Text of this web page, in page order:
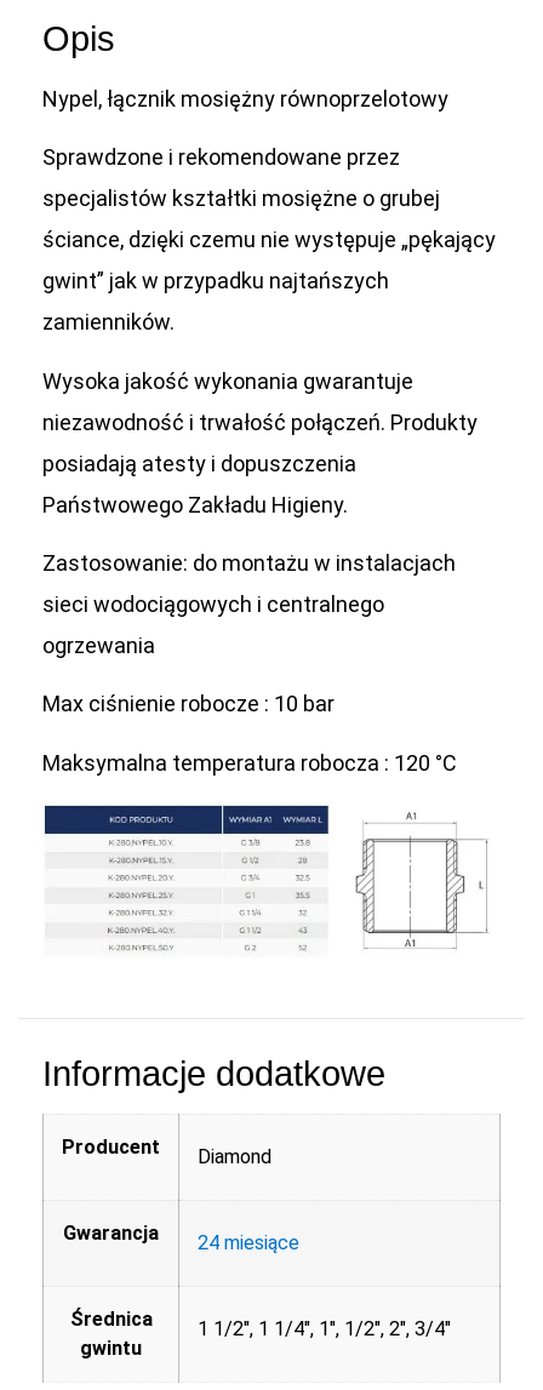
Opis
Nypel, łącznik mosiężny równoprzelotowy
Sprawdzone i rekomendowane przez
specjalistów kształtki mosiężne o grubej
ściance, dzięki czemu nie występuje „pękający
gwint” jak w przypadku najtańszych
zamienników.
Wysoka jakość wykonania gwarantuje
niezawodność i trwałość połączeń. Produkty
posiadają atesty i dopuszczenia
Państwowego Zakładu Higieny.
Zastosowanie: do montażu w instalacjach
sieci wodociągowych i centralnego
ogrzewania
Max ciśnienie robocze : 10 bar
Maksymalna temperatura robocza : 120 °C
Informacje dodatkowe
Producent Diamond
Gwarancja 24 miesiące
Średnica
gwintu
1 1/2", 1 1/4", 1", 1/2", 2", 3/4"